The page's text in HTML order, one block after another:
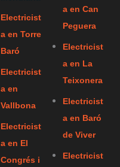
Electricist
a en Torre
Baró
Electricist
a en
Vallbona
Electricist
a en El
Congrés i
a en Can
Peguera
Electricist
a en La
Teixonera
Electricist
a en Baró
de Viver
Electricist